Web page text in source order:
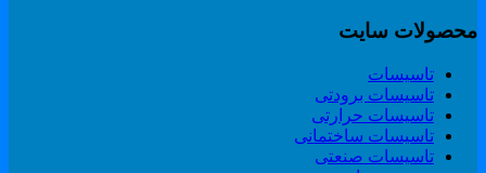
سایت
تاسیسات
تاسیسات برودتی
تاسیسات حرارتی
تاسیسات ساختمانی
تاسیسات صنعتی